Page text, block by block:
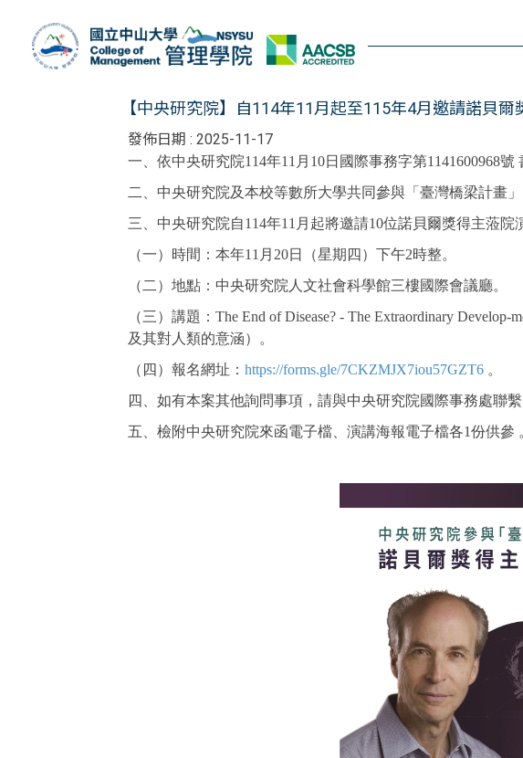
【中央研究院】自114年11月起至115年4月邀請諾貝
發佈日期 : 2025-11-17
一、依中央研究院114年11月10日國際事務字第1141600968號
二、中央研究院及本校等數所大學共同參與「臺灣橋梁計畫
三、中央研究院自114年11月起將邀請10位諾貝爾獎得主蒞
（一）時間：本年11月20日（星期四）下午2時整。
（二）地點：中央研究院人文社會科學館三樓國際會議廳。
（三）講題：The End of Disease? - The Extraordinary
及其對人類的意涵）。
（四）報名網址： https://forms.gle/7CKZMJX7iou57GZT6 。
四、如有本案其他詢問事項，請與中央研究院國際事務處聯繫
五、檢附中央研究院來函電子檔、演講海報電子檔各1份供參